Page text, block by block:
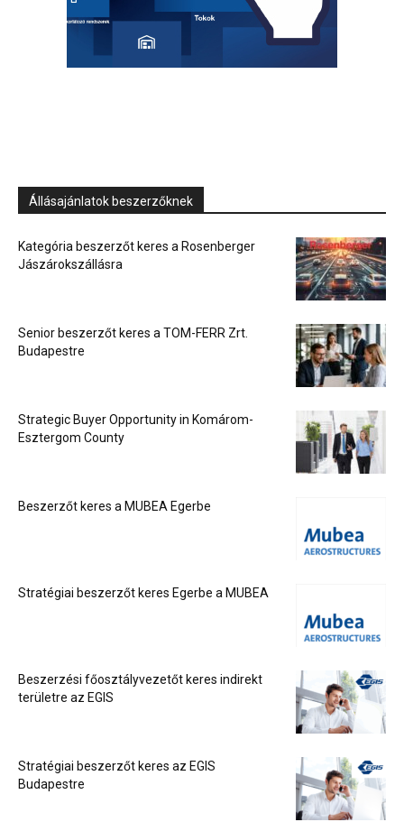
Állásajánlatok beszerzőknek
Kategória beszerzőt keres a Rosenberger
Jászárokszállásra
Senior beszerzőt keres a TOM-FERR Zrt.
Budapestre
Strategic Buyer Opportunity in Komárom-
Esztergom County
Beszerzőt keres a MUBEA Egerbe
Stratégiai beszerzőt keres Egerbe a MUBEA
Beszerzési főosztályvezetőt keres indirekt
területre az EGIS
Stratégiai beszerzőt keres az EGIS
Budapestre